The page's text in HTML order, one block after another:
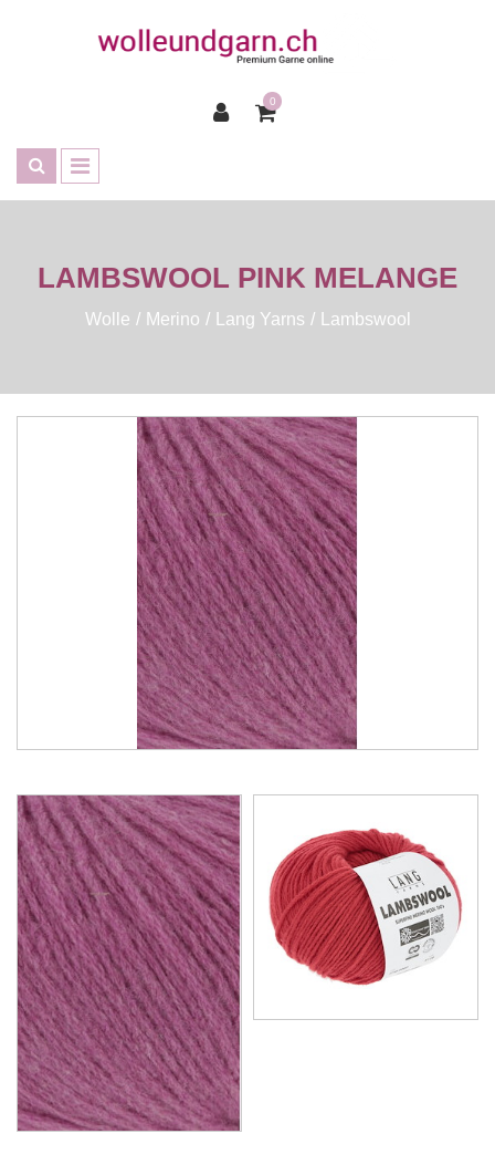
0
LAMBSWOOL PINK MELANGE
Wolle Merino Lang Yarns Lambswool